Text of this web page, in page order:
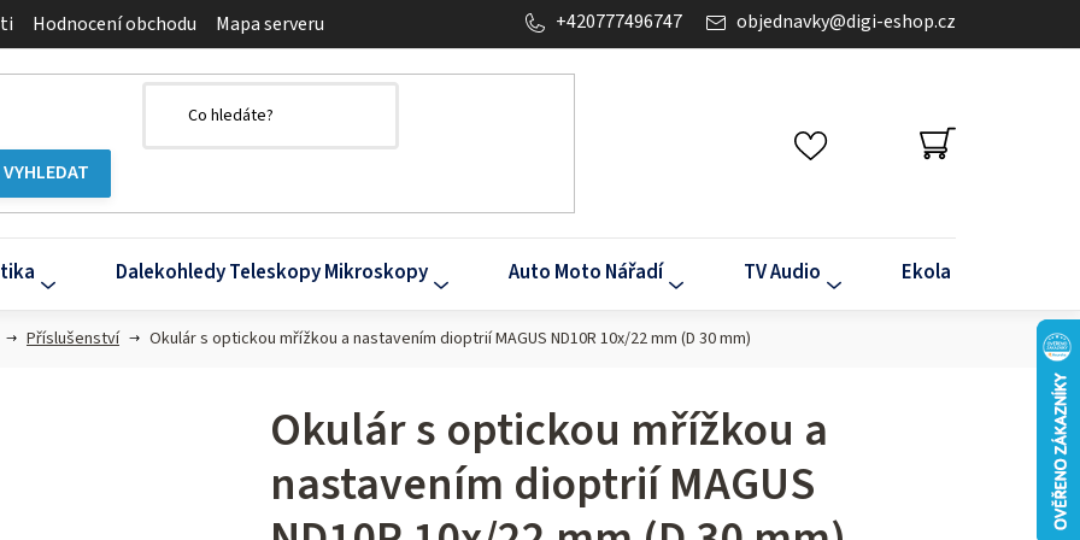
Hodnocení obchodu Mapa serveru objednavky@digi-eshop.cz
+420777496747
NÁKUPNÍ
KOŠÍK
Dalekohledy Teleskopy Mikroskopy Auto Moto Nářadí TV Audio Ekola
Příslušenství Okulár s optickou mřížkou a nastavením dioptrií MAGUS ND10R 10х/22 mm (D 30 mm)
Okulár s optickou mřížkou a
nastavením dioptrií MAGUS